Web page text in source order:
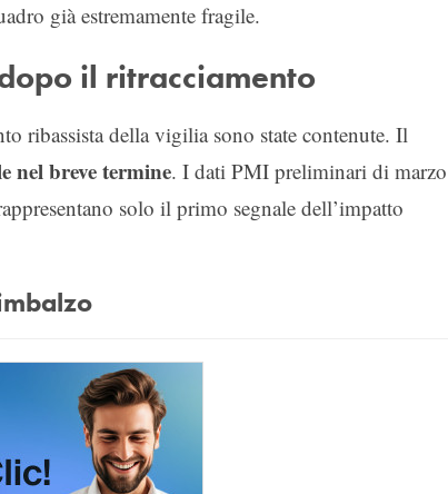
già estremamente fragile.
il ritracciamento
ribassista della vigilia sono state contenute. Il
nel breve termine. I dati PMI preliminari di
solo il primo segnale dell’impatto